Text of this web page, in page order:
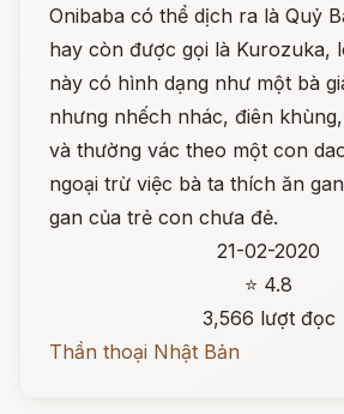
Onibaba có thể dịch ra là Quỷ
hay còn được gọi là Kurozuka,
này có hình dạng như một bà
nhưng nhếch nhác, điên
và thường vác theo một con
ngoại trừ việc bà ta thích ăn
gan của trẻ con chưa đẻ.
21-02-2020
⭐ 4.8
3,566 lượt đọc
Thần thoại Nhật Bản